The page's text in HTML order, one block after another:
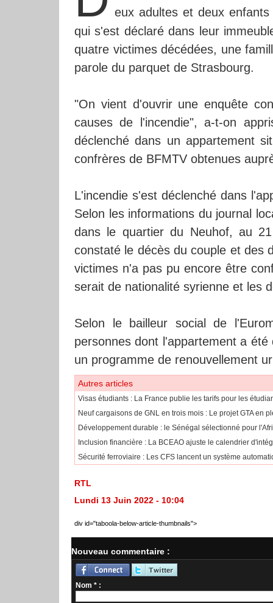
eux adultes et deux
qui s'est déclaré dans leur
quatre victimes décédées, une
parole du parquet de Strasbourg.
"On vient d'ouvrir une enquête
causes de l'incendie", a-t-on
déclenché dans un appartement
confrères de BFMTV obtenues
L'incendie s'est déclenché dans
Selon les informations du journal
dans le quartier du Neuhof, au
constaté le décès du couple et des
victimes n'a pas pu encore être
serait de nationalité syrienne et les
Selon le bailleur social de
personnes dont l'appartement a
un programme de renouvellement
Autres articles
​Visas étudiants : La France publie les tarifs pour les
Neuf cargaisons de GNL en trois mois : Le projet GTA en
Développement durable : le Sénégal sélectionné pour
​Inclusion financière : La BCEAO ajuste le calendrier
Sécurité ferroviaire : Les CFS lancent un système
RTL
Lundi 13 Juin 2022 - 10:04
div id="taboola-below-article-thumbnails">
Nouveau commentaire :
Nom * :